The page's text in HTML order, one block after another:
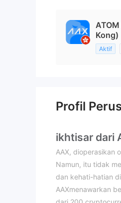
Kong)
Aktif
Profil
ikhtisar dari
AAX, dioperasikan
Namun, itu tidak
dan kehati-hatian
AAXmenawarkan